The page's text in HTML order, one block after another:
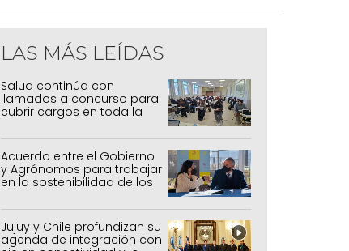
LAS MÁS LEÍDAS
Salud continúa con
llamados a concurso para
cubrir cargos en toda la
Acuerdo entre el Gobierno
y Agrónomos para trabajar
en la sostenibilidad de los
agrícolas, pecuarios y
forestal
Jujuy y Chile profundizan su
agenda de integración con